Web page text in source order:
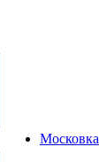
Московка